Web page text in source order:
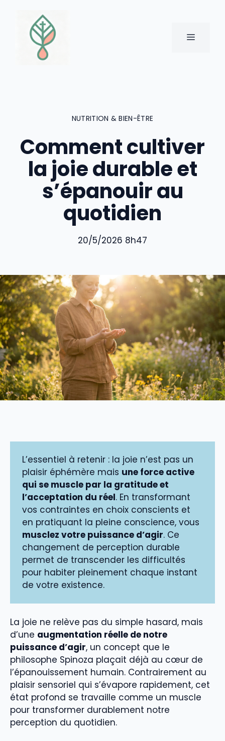
contenu
MENU
NUTRITION & BIEN-ÊTRE
Comment cultiver
la joie durable et
s’épanouir au
quotidien
20/5/2026 8h47
L’essentiel à retenir : la joie n’est pas un
plaisir éphémère mais une force active
qui se muscle par la gratitude et
l’acceptation du réel. En transformant
vos contraintes en choix conscients et
en pratiquant la pleine conscience, vous
musclez votre puissance d’agir. Ce
changement de perception durable
permet de transcender les difficultés
pour habiter pleinement chaque instant
de votre existence.
La joie ne relève pas du simple hasard, mais
d’une augmentation réelle de notre
puissance d’agir, un concept que le
philosophe Spinoza plaçait déjà au cœur de
l’épanouissement humain. Contrairement au
plaisir sensoriel qui s’évapore rapidement, cet
état profond se travaille comme un muscle
pour transformer durablement notre
perception du quotidien.